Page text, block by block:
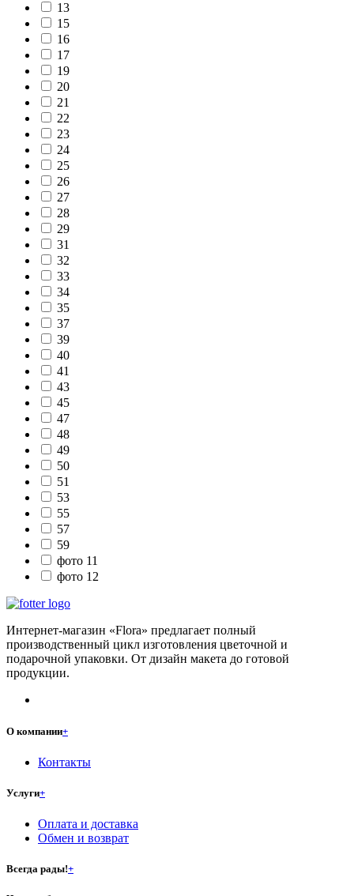
13
15
16
17
19
20
21
22
23
24
25
26
27
28
29
31
32
33
34
35
37
39
40
41
43
45
47
48
49
50
51
53
55
57
59
фото 11
фото 12
Интернет-магазин «Flora» предлагает полный
производственный цикл изготовления цветочной и
подарочной упаковки. От дизайн макета до готовой
продукции.
О компании+
Контакты
Услуги+
Оплата и доставка
Обмен и возврат
Всегда рады!+